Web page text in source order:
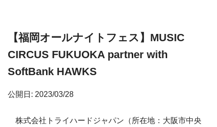
【福岡オールナイトフェス】MUSIC
CIRCUS FUKUOKA partner with
SoftBank HAWKS
公開日: 2023/03/28
株式会社トライハードジャパン（所在地：大阪市中央